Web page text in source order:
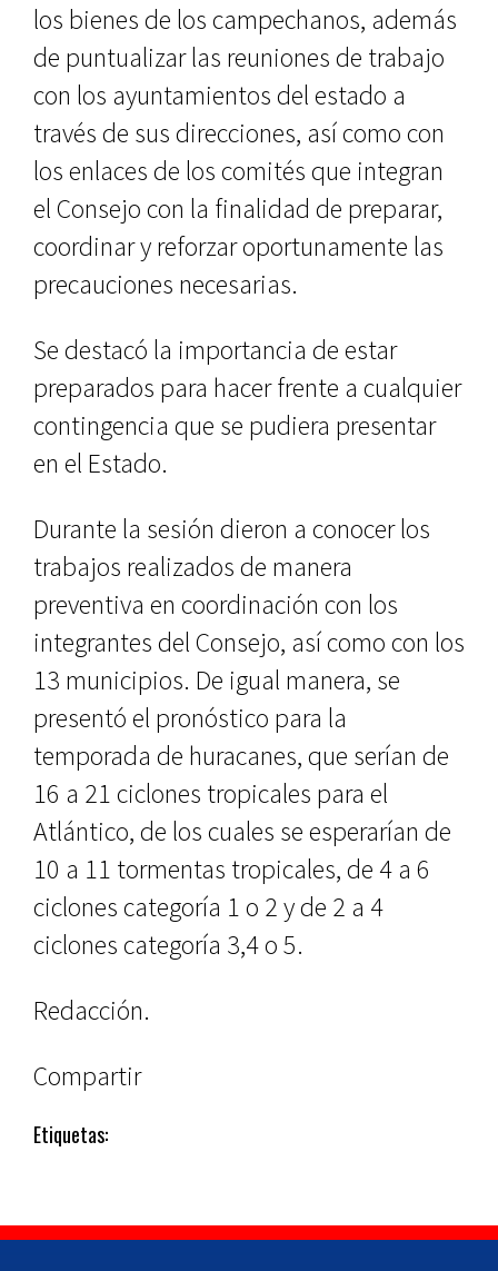
los bienes de los campechanos, además
de puntualizar las reuniones de trabajo
con los ayuntamientos del estado a
través de sus direcciones, así como con
los enlaces de los comités que integran
el Consejo con la finalidad de preparar,
coordinar y reforzar oportunamente las
precauciones necesarias.
Se destacó la importancia de estar
preparados para hacer frente a cualquier
contingencia que se pudiera presentar
en el Estado.
Durante la sesión dieron a conocer los
trabajos realizados de manera
preventiva en coordinación con los
integrantes del Consejo, así como con los
13 municipios. De igual manera, se
presentó el pronóstico para la
temporada de huracanes, que serían de
16 a 21 ciclones tropicales para el
Atlántico, de los cuales se esperarían de
10 a 11 tormentas tropicales, de 4 a 6
ciclones categoría 1 o 2 y de 2 a 4
ciclones categoría 3,4 o 5.
Redacción.
Compartir
Etiquetas: